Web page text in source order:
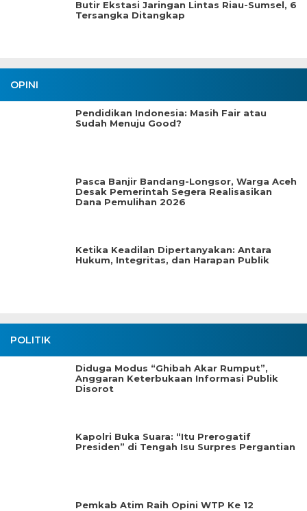
Butir Ekstasi Jaringan Lintas Riau-Sumsel, 6
Tersangka Ditangkap
OPINI
Pendidikan Indonesia: Masih Fair atau
Sudah Menuju Good?
Pasca Banjir Bandang-Longsor, Warga Aceh
Desak Pemerintah Segera Realisasikan
Dana Pemulihan 2026
Ketika Keadilan Dipertanyakan: Antara
Hukum, Integritas, dan Harapan Publik
POLITIK
Diduga Modus “Ghibah Akar Rumput”,
Anggaran Keterbukaan Informasi Publik
Disorot
Kapolri Buka Suara: “Itu Prerogatif
Presiden” di Tengah Isu Surpres Pergantian
Pemkab Atim Raih Opini WTP Ke 12